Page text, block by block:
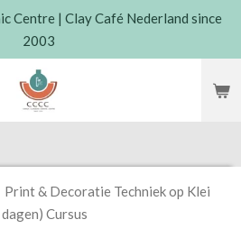
Centre | Clay Café Nederland since
2003
Print & Decoratie Techniek op Klei
Cursus